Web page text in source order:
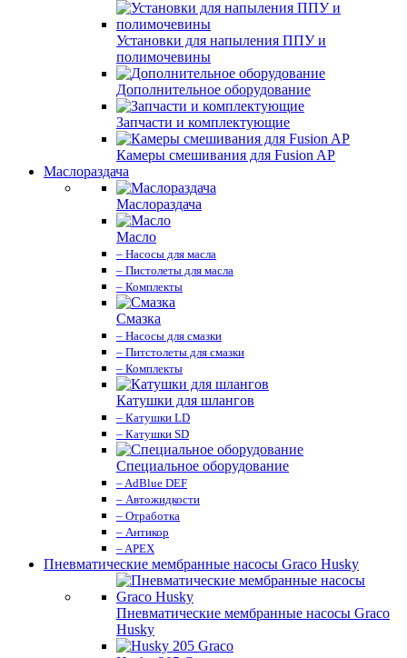
Установки для напыления ППУ и
полимочевины
Дополнительное оборудование
Запчасти и комплектующие
Камеры смешивания для Fusion AP
Маслораздача
Маслораздача
Масло
– Насосы для масла
– Пистолеты для масла
– Комплекты
Смазка
– Насосы для смазки
– Питстолеты для смазки
– Комплекты
Катушки для шлангов
– Катушки LD
– Катушки SD
Специальное оборудование
– AdBlue DEF
– Автожидкости
– Отработка
– Антикор
– APEX
Пневматические мембранные насосы Graco Husky
Пневматические мембранные насосы Graco
Husky